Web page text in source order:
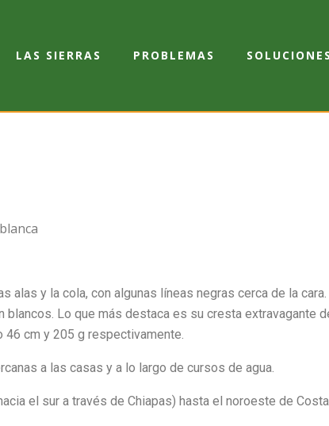
LAS SIERRAS PROBLEMAS SOLUCIONES
alas y la cola, con algunas líneas negras cerca de la
Lo que más destaca es su cresta extravagante
46 cm y 205 g respectivamente.
a las casas y a lo largo de cursos de agua.
el sur a través de Chiapas) hasta el noroeste de Costa